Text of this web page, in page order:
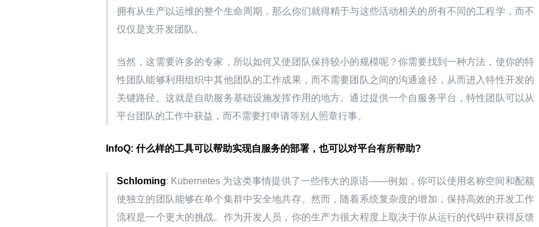
拥有从生产以运维的整个生命周期，那么你们就得精于与这些活动相关的所有不同的工程学，而不
仅仅是支开发团队。
当然，这需要许多的专家，所以如何又使团队保持较小的规模呢？你需要找到一种方法，使你的特
性团队能够利用组织中其他团队的工作成果，而不需要团队之间的沟通途径，从而进入特性开发的
关键路径。这就是自助服务基础设施发挥作用的地方。通过提供一个自服务平台，特性团队可以从
平台团队的工作中获益，而不需要打申请等别人照章行事。
InfoQ: 什么样的工具可以帮助实现自服务的部署，也可以对平台有所帮助?
Schloming: Kubernetes 为这类事情提供了一些伟大的原语——例如，你可以使用名称空间和配额
使独立的团队能够在单个集群中安全地共存。然而，随着系统复杂度的增加，保持高效的开发工作
流程是一个更大的挑战。作为开发人员，你的生产力很大程度上取决于你从运行的代码中获得反馈